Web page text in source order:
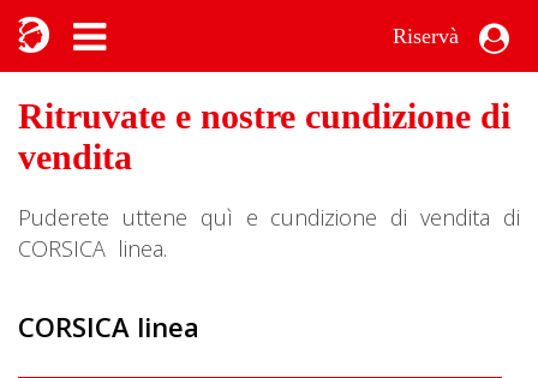
Riservà
Ritruvate e nostre cundizione di
vendita
Puderete uttene quì e cundizione di vendita di
CORSICA linea.
CORSICA linea